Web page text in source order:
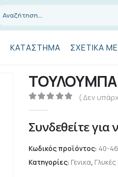
ΚΑΤΆΣΤΗΜΑ ΣΧΕΤΙΚΆ
( Δεν
Συνδεθείτε για
Κωδικός προϊόντος: 40-
Κατηγορίες: Γενικα,